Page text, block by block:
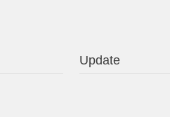
Update